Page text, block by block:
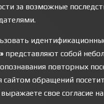
за возможные
представляют собой
повторных
сайтом обращений
свое согласие